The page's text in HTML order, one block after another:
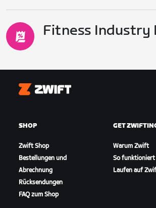
Fitness Industry
Zwift
SHOP
Zwift Shop
Bestellungen und
Abrechnung
Rücksendungen
FAQ zum Shop
GET
Warum Zwift
So
Laufen auf